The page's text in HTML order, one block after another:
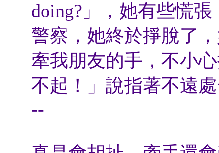
doing?」，她有些慌
警察，她終於掙脫了
牽我朋友的手，不小
不起！」說指著不遠
--